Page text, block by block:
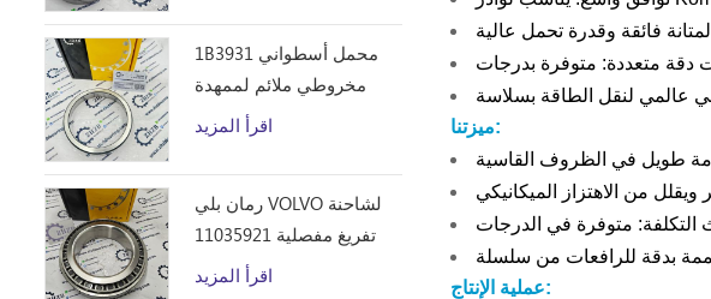
ميزتنا:
عملية الإنتاج:
1B3931 محمل أسطواني
مخروطي ملائم لممهدة
الطرق من Caterpillar 12F
اقرأ المزيد
رمان بلي VOLVO لشاحنة
تفريغ مفصلية 11035921
اقرأ المزيد